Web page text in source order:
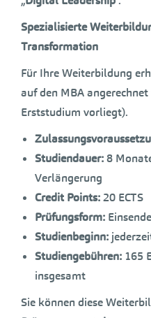
Spezialisierte
Transformation
Für Ihre Weiterbildung
auf den MBA
Erststudium vorliegt).
Studiendauer:8
Verlängerung
Credit Points:20 ECTS
Prüfungsform:
Studienbeginn:
Studiengebühren: 165
insgesamt
Sie können diese